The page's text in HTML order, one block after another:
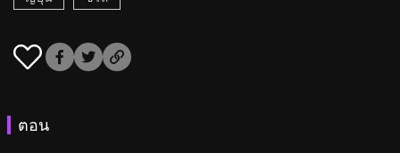
ตอน